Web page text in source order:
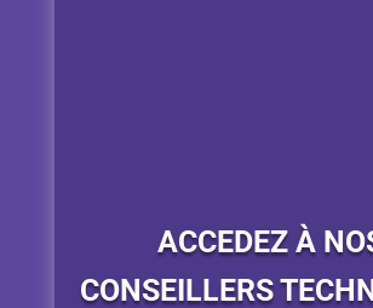
ACCEDEZ À
CONSEILLERS